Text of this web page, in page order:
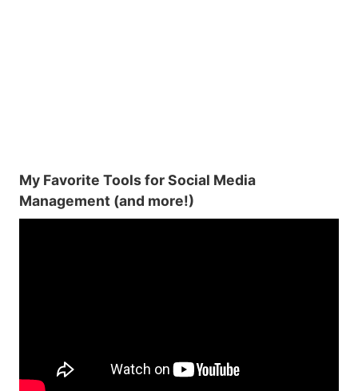
My Favorite Tools for Social Media
Management (and more!)